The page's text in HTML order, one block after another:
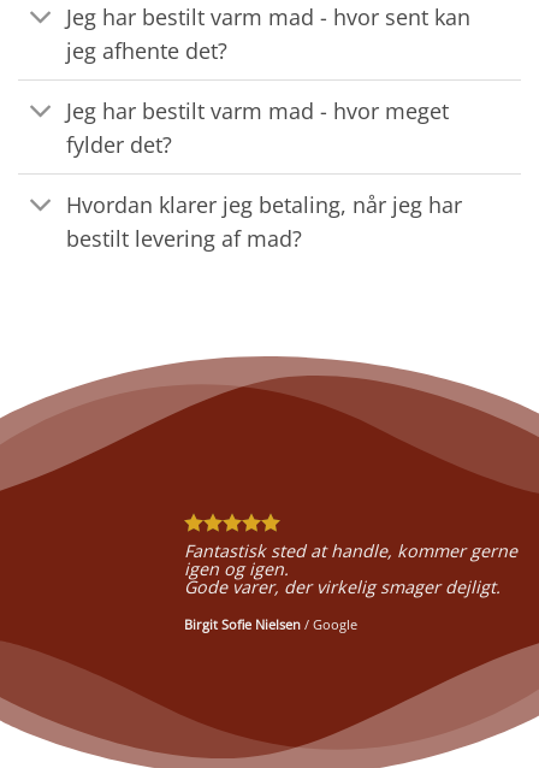
Jeg har bestilt varm mad - hvor sent kan
jeg afhente det?
Jeg har bestilt varm mad - hvor meget
fylder det?
Hvordan klarer jeg betaling, når jeg har
bestilt levering af mad?
Fantastisk sted at handle, kommer gerne
igen og igen.
Gode varer, der virkelig smager dejligt.
Birgit Sofie Nielsen / Google